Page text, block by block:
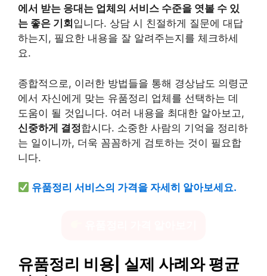
에서 받는 응대는 업체의 서비스 수준을 엿볼 수 있
는 좋은 기회 입니다. 상담 시 친절하게 질문에 대답
하는지, 필요한 내용을 잘 알려주는지를 체크하세
요.
종합적으로, 이러한 방법들을 통해 경상남도 의령군
에서 자신에게 맞는 유품정리 업체를 선택하는 데
도움이 될 것입니다. 여러 내용을 최대한 알아보고,
신중하게 결정합시다. 소중한 사람의 기억을 정리하
는 일이니까, 더욱 꼼꼼하게 검토하는 것이 필요합
니다.
유품정리 서비스의 가격을 자세히 알아보세요.
유품정리 비용| 실제 사례와 평균